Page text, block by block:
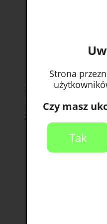
Liquid #Tag Classic
26,90 zł
Strona
Czy masz
Tak